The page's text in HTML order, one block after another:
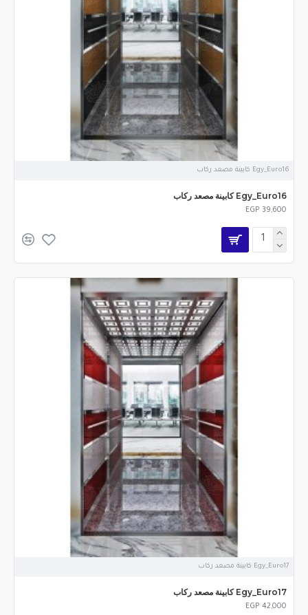
Egy_Euro16 كابينة مصعد ركاب
Egy_Euro16 كابينة مصعد ركاب
EGP 39,600
Egy_Euro17 كابينة مصعد ركاب
Egy_Euro17 كابينة مصعد ركاب
EGP 42,000